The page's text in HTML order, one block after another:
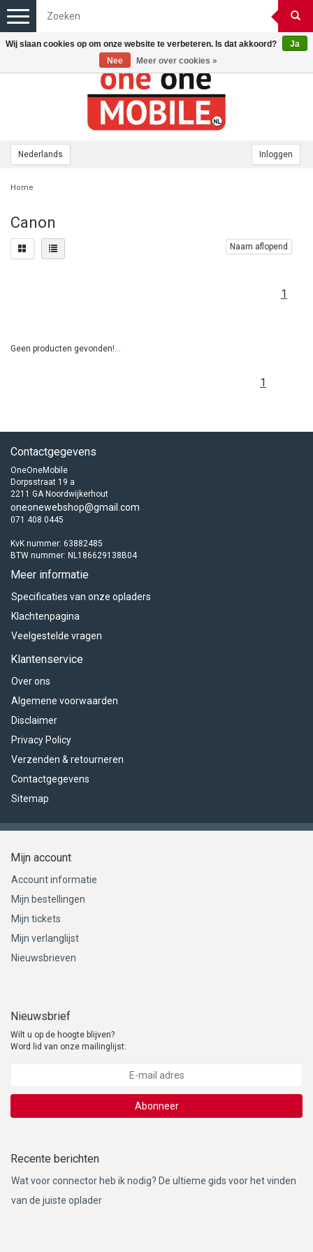
Nederlands Inloggen
Toggle
navigation
Home
Canon
Naam aflopend
1
Geen producten gevonden!...
1
Contactgegevens
OneOneMobile
Dorpsstraat 19 a
2211 GA Noordwijkerhout
oneonewebshop@gmail.com
071 408 0445
KvK nummer: 63882485
BTW nummer: NL186629138B04
Meer informatie
Specificaties van onze opladers
Klachtenpagina
Veelgestelde vragen
Klantenservice
Over ons
Algemene voorwaarden
Disclaimer
Privacy Policy
Verzenden & retourneren
Contactgegevens
Sitemap
Mijn account
Account informatie
Mijn bestellingen
Mijn tickets
Mijn verlanglijst
Nieuwsbrieven
Nieuwsbrief
Wilt u op de hoogte blijven?
Word lid van onze mailinglijst:
Abonneer
Recente berichten
Wat voor connector heb ik nodig? De ultieme gids voor het vinden
van de juiste oplader
Wij slaan cookies op om onze website te verbeteren. Is dat akkoord?
Ja
Nee
Meer over cookies »